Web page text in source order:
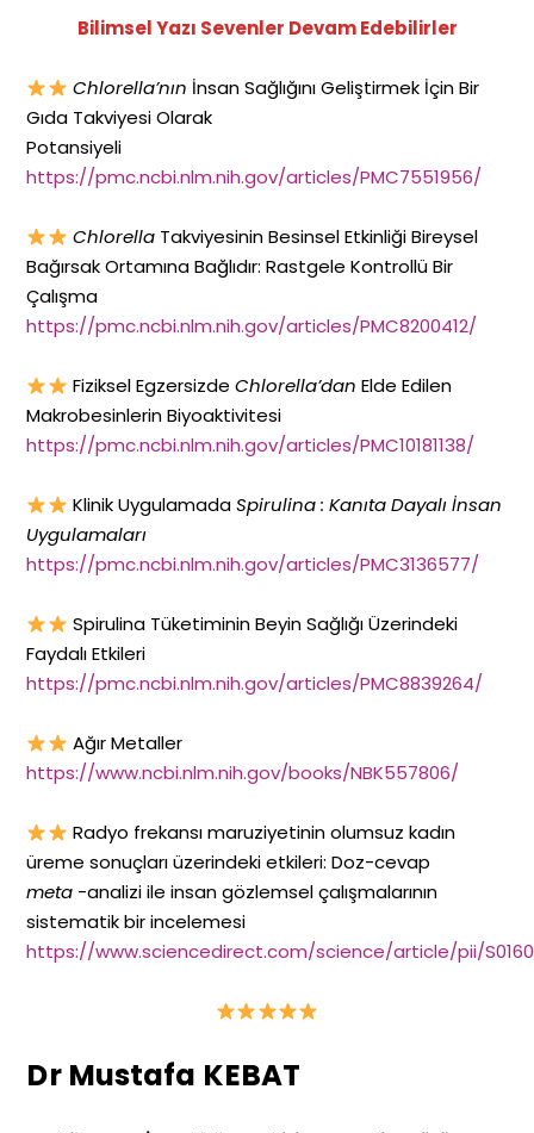
Bilimsel Yazı Sevenler Devam Edebilirler
Chlorella’nın İnsan Sağlığını Geliştirmek İçin Bir
Gıda Takviyesi Olarak
Potansiyeli
https://pmc.ncbi.nlm.nih.gov/articles/PMC7551956/
ChlorellaTakviyesinin Besinsel Etkinliği Bireysel
Bağırsak Ortamına Bağlıdır: Rastgele Kontrollü Bir
Çalışma
https://pmc.ncbi.nlm.nih.gov/articles/PMC8200412/
Fiziksel Egzersizde Chlorella’dan Elde Edilen
Makrobesinlerin Biyoaktivitesi
https://pmc.ncbi.nlm.nih.gov/articles/PMC10181138/
Klinik UygulamadaSpirulina : Kanıta Dayalı İnsan
Uygulamaları
https://pmc.ncbi.nlm.nih.gov/articles/PMC3136577/
Spirulina Tüketiminin Beyin Sağlığı Üzerindeki
Faydalı Etkileri
https://pmc.ncbi.nlm.nih.gov/articles/PMC8839264/
Ağır Metaller
https://www.ncbi.nlm.nih.gov/books/NBK557806/
Radyo frekansı maruziyetinin olumsuz kadın
üreme sonuçları üzerindeki etkileri: Doz-cevap
meta -analizi ile insan gözlemsel çalışmalarının
sistematik bir incelemesi
https://www.sciencedirect.com/science/article/pii/
Dr Mustafa KEBAT